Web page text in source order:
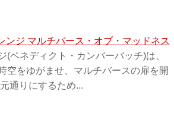
ンジ マルチバース・オブ・マッドネス
(ベネディクト・カンバーバッチ)は、
空をゆがませ、マルチバースの扉を開
通りにするため...